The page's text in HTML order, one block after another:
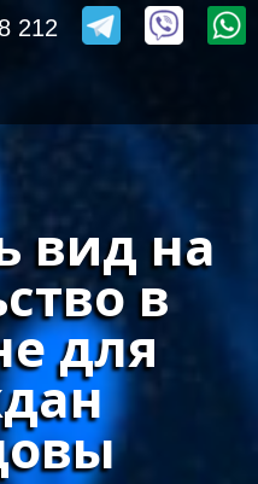
212
вид на
в
для